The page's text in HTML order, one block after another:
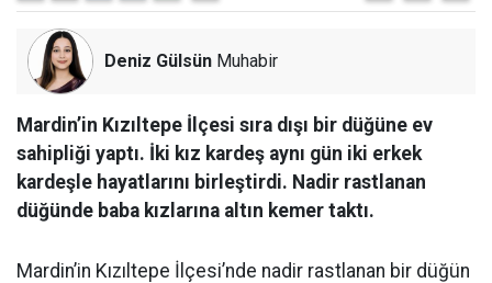
Deniz Gülsün Muhabir
Mardin’in Kızıltepe İlçesi sıra dışı bir düğüne ev
sahipliği yaptı. İki kız kardeş aynı gün iki erkek
kardeşle hayatlarını birleştirdi. Nadir rastlanan
düğünde baba kızlarına altın kemer taktı.
Mardin’in Kızıltepe İlçesi’nde nadir rastlanan bir düğün